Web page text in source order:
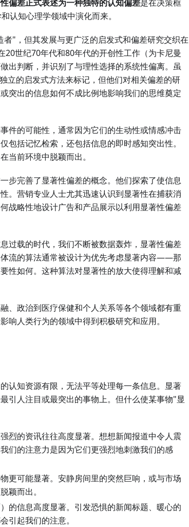
偏差正式表述为一种独特的认知偏差是在决策框
认知心理学领域中演化而来。
"，但其发展与更广泛的启发式和偏差研究交织在
20世纪70年代和80年代的开创性工作（为卡尼曼
出判断，并识别了与理性选择的系统性偏离。虽
立的启发式方法来标记，但他们对相关偏差的研
突出的信息如何不成比例地影响我们的思维奠定
件的可能性，通常因为它们的生动性或情感冲击
括记忆检索，还包括信息的即时感知突出性。
当前环境中脱颖而出。
步完善了显著性偏差的概念。他们探索了使信息
。营销专业人士尤其迅速认识到显著性在捕获消
战略性地设计广告和产品展示以利用显著性偏差
过载的时代，我们不断被数据轰炸，显著性偏差
流的算法通常被设计为优先考虑显著内容——那
性如何。这种算法对显著性的放大使得理解和减
、政治到医疗保健和个人关系等各个领域都有重
人类行为的领域中得到积极研究和应用。
认知资源有限，无法平等处理每一条信息。显著
引人注目或最突出的事物上。但什么使某事物"显
烈的资讯往往高度显著。想想新闻报道中令人震
们的注意力是因为它们更强烈地刺激我们的感
更可能显著。安静房间里的突然巨响，或与市场
颖而出。
的信息高度显著。引发恐惧的新闻标题、暖心的
引起我们的注意。